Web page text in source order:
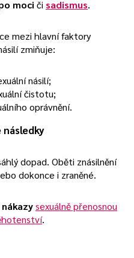
moci či sadismus.
mezi hlavní faktory
zmiňuje:
násilí;
čistotu;
oprávnění.
následky
dopad. Oběti znásilnění
dokonce i zraněné.
nákazysexuálně přenosnou
.